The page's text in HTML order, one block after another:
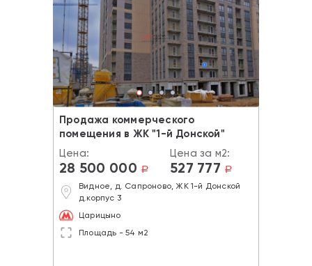
Продажа коммерческого
помещения в ЖК "1-й Донской"
Цена:
28 500 000 a
Цена за м2:
527 777 a
Видное, д. Сапроново, ЖК 1-й Донской
д.корпус 3
Царицыно
Площадь - 54 м2